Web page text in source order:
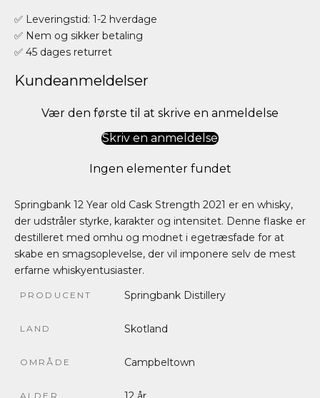
✅ Leveringstid: 1-2 hverdage
✅ Nem og sikker betaling
✅ 45 dages returret
Kundeanmeldelser
Vær den første til at skrive en anmeldelse
Skriv en anmeldelse
Ingen elementer fundet
Springbank 12 Year old Cask Strength 2021 er en whisky,
der udstråler styrke, karakter og intensitet. Denne flaske er
destilleret med omhu og modnet i egetræsfade for at
skabe en smagsoplevelse, der vil imponere selv de mest
erfarne whiskyentusiaster.
PRODUCENT Springbank Distillery
LAND Skotland
OMRÅDE Campbeltown
ALDER